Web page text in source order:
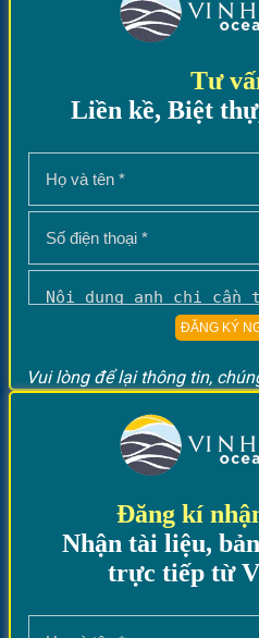
Tư
Liền kề, Biệt
Vui lòng để lại thông tin,
Đăng kí
Nhận tài liệu,
trực tiếp từ